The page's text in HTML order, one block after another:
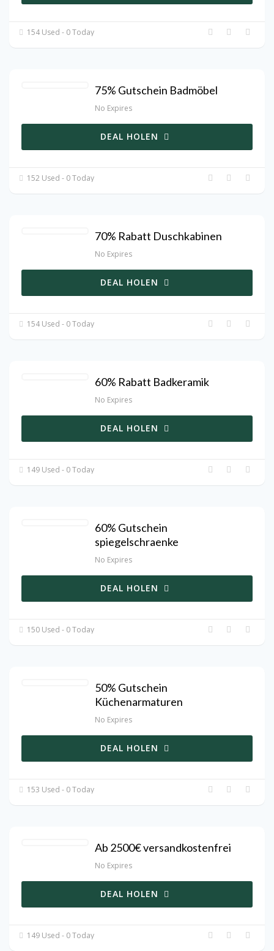
154 Used - 0 Today
75% Gutschein Badmöbel
No Expires
DEAL HOLEN
152 Used - 0 Today
70% Rabatt Duschkabinen
No Expires
DEAL HOLEN
154 Used - 0 Today
60% Rabatt Badkeramik
No Expires
DEAL HOLEN
149 Used - 0 Today
60% Gutschein
spiegelschraenke
No Expires
DEAL HOLEN
150 Used - 0 Today
50% Gutschein
Küchenarmaturen
No Expires
DEAL HOLEN
153 Used - 0 Today
Ab 2500€ versandkostenfrei
No Expires
DEAL HOLEN
149 Used - 0 Today